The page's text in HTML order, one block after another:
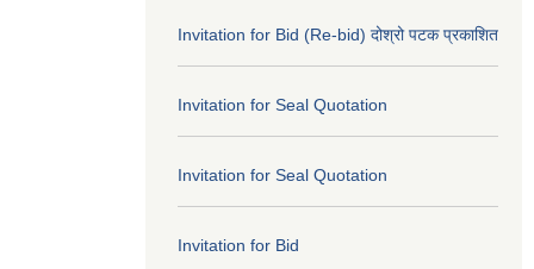
Invitation for Bid (Re-bid) दोश्रो पटक प्रकाशित
Invitation for Seal Quotation
Invitation for Seal Quotation
Invitation for Bid